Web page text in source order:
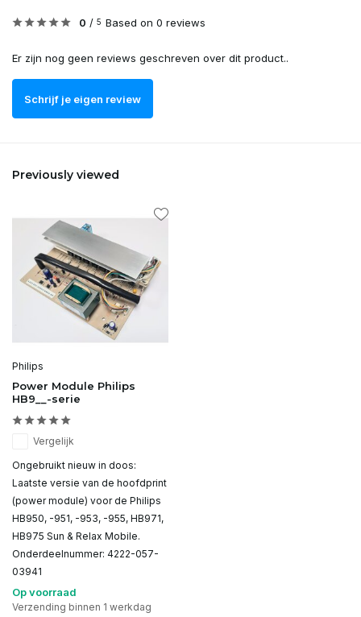
0 / 5 Based on 0 reviews
Er zijn nog geen reviews geschreven over dit product..
Schrijf je eigen review
Previously viewed
Philips
Power Module Philips
HB9__-serie
Vergelijk
Ongebruikt nieuw in doos:
Laatste versie van de hoofdprint
(power module) voor de Philips
HB950, -951, -953, -955, HB971,
HB975 Sun & Relax Mobile.
Onderdeelnummer: 4222-057-
03941
Op voorraad
Verzending binnen 1 werkdag